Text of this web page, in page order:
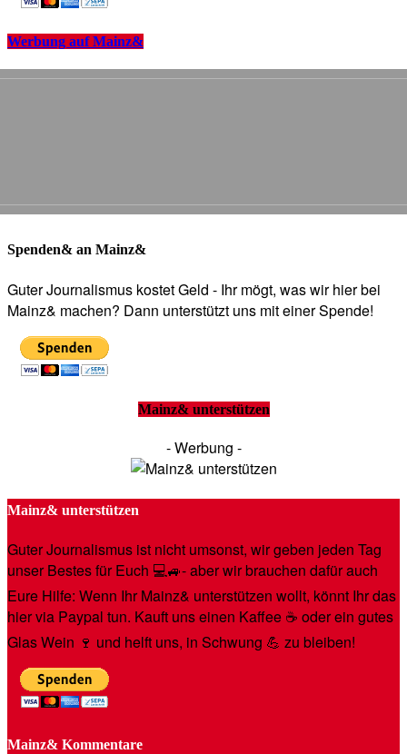
Werbung auf Mainz&
Spenden& an Mainz&
Guter Journalismus kostet Geld - Ihr mögt, was wir hier bei
Mainz& machen? Dann unterstützt uns mit einer Spende!
Mainz& unterstützen
- Werbung -
Mainz& unterstützen
Guter Journalismus ist nicht umsonst, wir geben jeden Tag
unser Bestes für Euch 💻🚙- aber wir brauchen dafür auch
Eure Hilfe: Wenn Ihr Mainz& unterstützen wollt, könnt Ihr das
hier via Paypal tun. Kauft uns einen Kaffee ☕️ oder ein gutes
Glas Wein 🍷 und helft uns, in Schwung 💪 zu bleiben!
Mainz& Kommentare